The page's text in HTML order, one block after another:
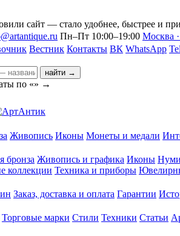
сайт — стало удобнее, быстрее и
Пн–Пт 10:00–19:00 Москва
Вестник Контакты ВК WhatsApp
найти →
по «» →
Живопись Иконы Монеты и медали
бронза Живопись и графика Иконы
коллекции Техника и приборы
Заказ, доставка и оплата Гарантии
Торговые марки Стили Техники Статьи